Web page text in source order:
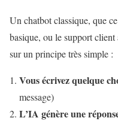
Un chatbot classique, que
basique, ou le support
sur un principe très simple :
Vous écrivez quelque
message)
L’IA génère une